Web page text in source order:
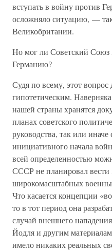
вступать в войну против
осложняло ситуацию, —
Великобритании.
Но мог ли Советский Союз
Германию?
Судя по всему, этот вопрос
гипотетическим.
нашей страны хранятся
планах советского
руководства, так или
инициативного начала
всей определенностью
СССР не планировал
широкомасштабных
Что касается концепции
то в тот период она
случай внешнего
Йодля и другим
имело никаких реальных